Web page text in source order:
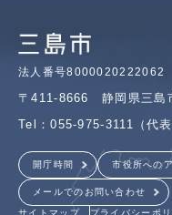
法人番号8000020222062
〒411-8666 静岡県三島
Tel：055-975-3111（代
開庁時間 市役所への
メールでのお問い合わせ